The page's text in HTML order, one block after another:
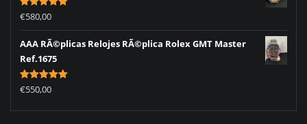
Rated5.00
out of 5
€580,00
AAA RÃ©plicas Relojes RÃ©plica Rolex GMT Master
Ref.1675
Rated5.00
out of 5
€550,00